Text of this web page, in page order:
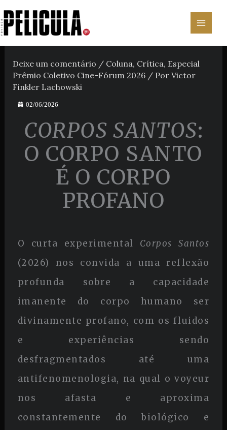
para
o
conteúdo
Deixe um comentário / Coluna, Crítica, Especial
Prêmio Coletivo Cine-Fórum 2026/ Por Victor
Finkler Lachowski
02/06/2026
CORPOS SANTOS:
O CORPO SANTO
É O CORPO
PROFANO
O curta experimental Corpos Santos
(2026) nos convida a uma reflexão
profunda sobre a capacidade
imanente do corpo humano ser
divinamente profano, com os fluidos
e experiências sendo
desfragmentados até uma
antifenomenologia, na qual o voyeur
nos afasta e aproxima
constantemente do biológico e